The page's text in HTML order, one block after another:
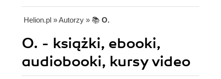
Helion.pl » Autorzy » 📚 O.
O. - książki, ebooki,
audiobooki, kursy video